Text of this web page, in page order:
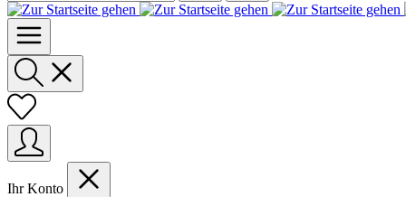
Ihr Konto